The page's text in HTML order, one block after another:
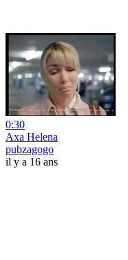
0:30
Axa Helena
pubzagogo
il y a 16 ans